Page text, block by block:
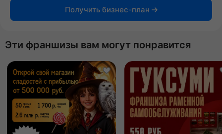
Получить бизнес-план
Эти франшизы вам могут понравится